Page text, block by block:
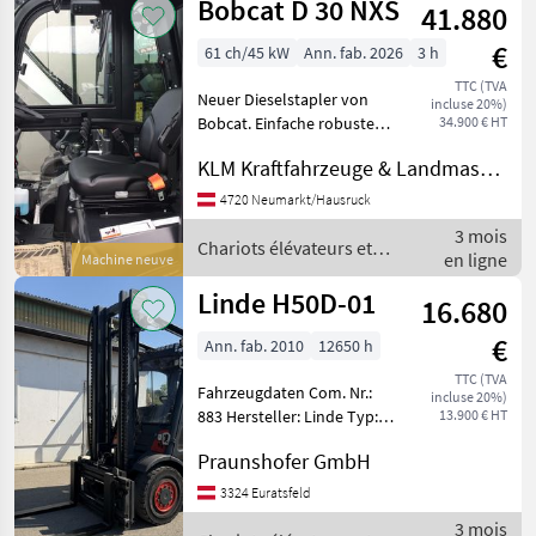
Heli
Machine neuve
Bobcat D 30 NXS 41.880
€
TTC (TVA
incluse 20%)
34.900 € HT
61 ch/45 kW Ann. fab. 2026 3 h
Neuer Dieselstapler von
Bobcat. Einfache robuste
Hubhöhe: 4930mm Hydr.
Zinkenverstellung und
hydr. Verschub Vollkabine
mit Heizung G
KLM Kraftfahrzeuge & Landmaschinen GmbH
4720 Neumarkt/Hausruck
Chariots élévateurs et
techniques de stockage /
Bobcat
3 mois
en ligne
Linde H50D-01
16.680
€
TTC (TVA
incluse 20%)
13.900 € HT
Ann. fab. 2010 12650 h
Fahrzeugdaten Com. Nr.:
883 Hersteller: Linde Typ:
Frontstapler Antriebsart:
Diesel Tragkraft: 5000
Betriebsstunden: 12650
Praunshofer GmbH
3324 Euratsfeld
3 mois